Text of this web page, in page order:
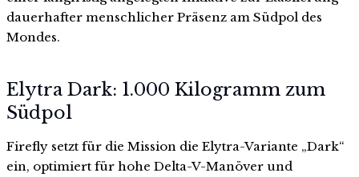
dauerhafter menschlicher Präsenz am Südpol des
Mondes.
Elytra Dark: 1.000 Kilogramm zum
Südpol
Firefly setzt für die Mission die Elytra-Variante „Dark“
ein, optimiert für hohe Delta-V-Manöver und